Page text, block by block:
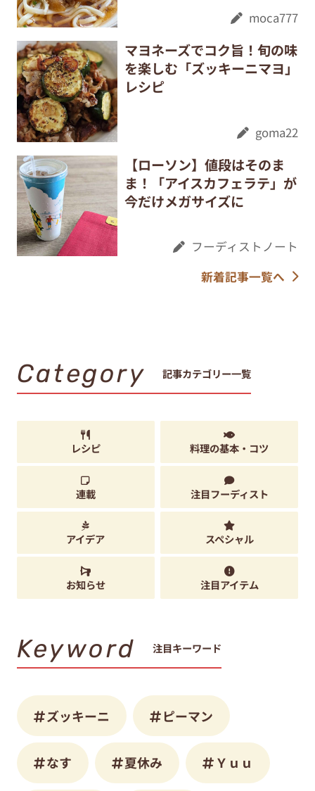
moca777
マヨネーズでコク旨！旬の味
を楽しむ「ズッキーニマヨ」
レシピ
goma22
【ローソン】値段はそのま
ま！「アイスカフェラテ」が
今だけメガサイズに
フーディストノート
新着記事一覧へ
Category 記事カテゴリー一覧
レシピ 料理の基本・コツ
連載 注目フーディスト
アイデア スペシャル
お知らせ 注目アイテム
Keyword 注目キーワード
ズッキーニ ピーマン
なす 夏休み Ｙｕｕ